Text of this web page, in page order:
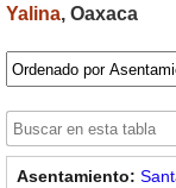
Yalina, Oaxaca